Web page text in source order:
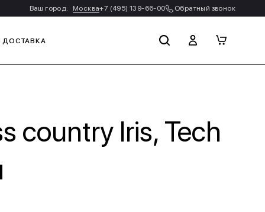
Ваш город: Москва+7 (495) 139-66-00 Обратный звонок
ДОСТАВКА
country Iris, Tech